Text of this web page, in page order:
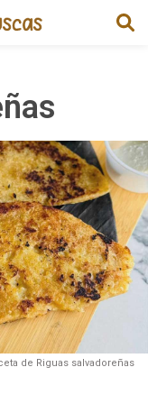
de Riguas salvadoreñas